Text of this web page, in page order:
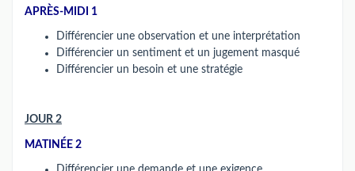
APRÈS-MIDI 1
Différencier une observation et une interprétation
Différencier un sentiment et un jugement masqué
Différencier un besoin et une stratégie
JOUR 2
MATINÉE 2